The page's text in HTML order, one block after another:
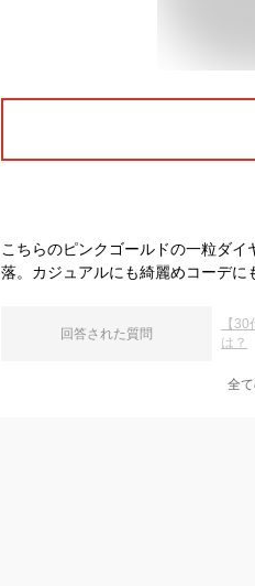
こちらのピンクゴールドの一粒ダ
落。カジュアルにも綺麗めコーデに
回答された質問
【
は？
全